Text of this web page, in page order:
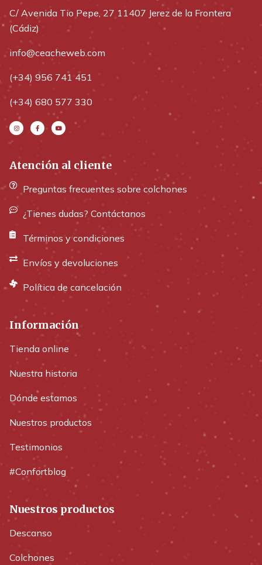
C/ Avenida Tio Pepe, 27 11407 Jerez de la Frontera
(Cádiz)
info@ceacheweb.com
(+34) 956 741 451
(+34) 680 577 330
Atención al cliente
Preguntas frecuentes sobre colchones
¿Tienes dudas? Contáctanos
Términos y condiciones
Envíos y devoluciones
Política de cancelación
Información
Tienda online
Nuestra historia
Dónde estamos
Nuestros productos
Testimonios
#Confortblog
Nuestros productos
Descanso
Colchones